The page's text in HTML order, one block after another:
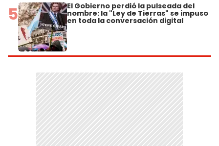
5 El Gobierno perdió la pulseada del
nombre: la "Ley de Tierras" se impuso
en toda la conversación digital